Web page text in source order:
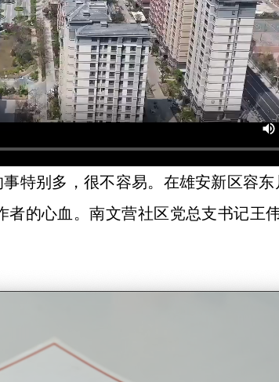
特别多，很不容易。在雄安新区容
的心血。南文营社区党总支书记王